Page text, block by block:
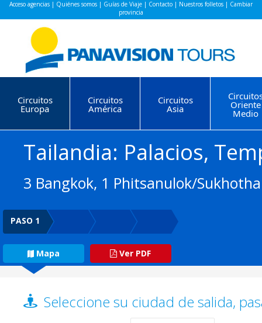
Acceso agencias | Quiénes somos | Guías de Viaje | Contacto | Nuestros folletos | Cambiar
provincia
Circuitos
Europa
Circuitos
América
Circuitos
Asia Oriente
Medio
Tailandia: Palacios,
3 Bangkok, 1 Phitsanulok/
PASO 1
Mapa Ver PDF
Seleccione su ciudad de salida,